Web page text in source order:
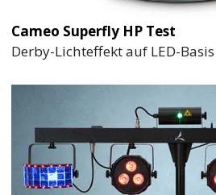
Cameo Superfly HP Test
Derby-Lichteffekt auf LED-Basis